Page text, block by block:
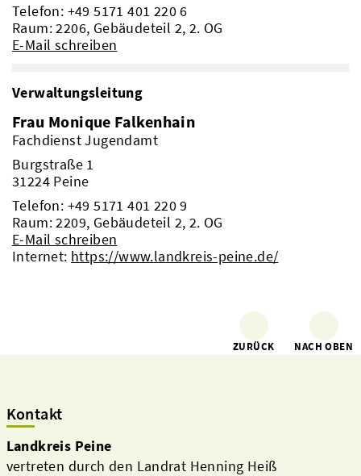
Telefon: +49 5171 401 220 6
Raum: 2206, Gebäudeteil 2, 2. OG
E-Mail schreiben
Verwaltungsleitung
Frau Monique Falkenhain
Fachdienst Jugendamt
Burgstraße 1
31224 Peine
Telefon: +49 5171 401 220 9
Raum: 2209, Gebäudeteil 2, 2. OG
E-Mail schreiben
Internet: https://www.landkreis-peine.de/
ZURÜCK NACH OBEN
Kontakt
Landkreis Peine
vertreten durch den Landrat Henning Heiß